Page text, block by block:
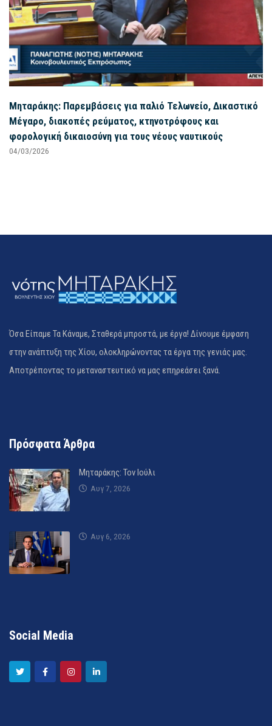
Μηταράκης: Παρεμβάσεις για παλιό Τελωνείο, Δικαστικό
Μέγαρο, διακοπές ρεύματος, κτηνοτρόφους και
φορολογική δικαιοσύνη για τους νέους ναυτικούς
04/03/2026
Όσα Είπαμε Τα Κάναμε, Σταθερά μπροστά, με έργα! Δίνουμε έμφαση
στην ανάπτυξη της Χίου, ολοκληρώνοντας τα έργα της γενιάς μας.
Αποτρέποντας το μεταναστευτικό να μας επηρεάσει ξανά.
Πρόσφατα Άρθρα
Μηταράκης: Τον Ιούλι
Αυγ 7, 2026
Αυγ 6, 2026
Social Media